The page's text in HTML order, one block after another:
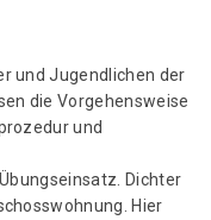
und Jugendlichen der
die Vorgehensweise
und
Dichter
Hier